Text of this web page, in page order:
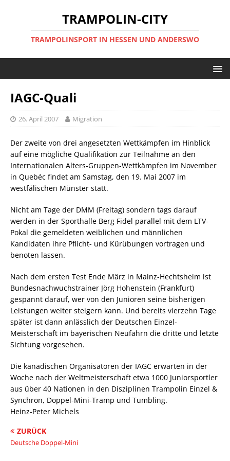
TRAMPOLIN-CITY
TRAMPOLINSPORT IN HESSEN UND ANDERSWO
IAGC-Quali
26. April 2007 Migration
Der zweite von drei angesetzten Wettkämpfen im Hinblick
auf eine mögliche Qualifikation zur Teilnahme an den
Internationalen Alters-Gruppen-Wettkämpfen im November
in Quebéc findet am Samstag, den 19. Mai 2007 im
westfälischen Münster statt.
Nicht am Tage der DMM (Freitag) sondern tags darauf
werden in der Sporthalle Berg Fidel parallel mit dem LTV-
Pokal die gemeldeten weiblichen und männlichen
Kandidaten ihre Pflicht- und Kürübungen vortragen und
benoten lassen.
Nach dem ersten Test Ende März in Mainz-Hechtsheim ist
Bundesnachwuchstrainer Jörg Hohenstein (Frankfurt)
gespannt darauf, wer von den Junioren seine bisherigen
Leistungen weiter steigern kann. Und bereits vierzehn Tage
später ist dann anlässlich der Deutschen Einzel-
Meisterschaft im bayerischen Neufahrn die dritte und letzte
Sichtung vorgesehen.
Die kanadischen Organisatoren der IAGC erwarten in der
Woche nach der Weltmeisterschaft etwa 1000 Juniorsportler
aus über 40 Nationen in den Disziplinen Trampolin Einzel &
Synchron, Doppel-Mini-Tramp und Tumbling.
Heinz-Peter Michels
ZURÜCK
Deutsche Doppel-Mini